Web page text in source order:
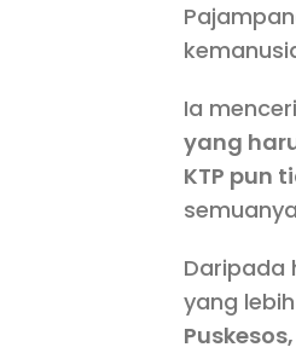
Ia
yang
KTP pun
Daripada
yang